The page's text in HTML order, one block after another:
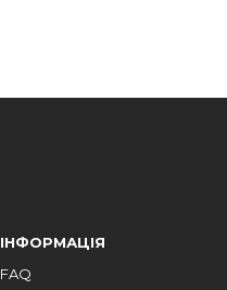
ІНФОРМАЦІЯ
FAQ